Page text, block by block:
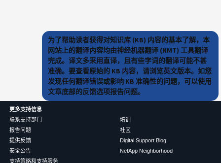
为了帮助读者获得对知识库 (KB) 内容的基本了解，本
网站上的翻译内容均由神经机器翻译 (NMT) 工具翻译
完成。译文多采用直译，且有些字词的翻译可能不甚
准确。要查看原始的 KB 内容，请浏览英文版本。如您
发现任何翻译错误或影响 KB 准确性的问题，可以使用
文章底部的反馈选项报告问题。
更多支持信息
联系支持部门
报告问题
提供反馈
安全公告
支持策略和支持服务
培训
社区
Digital Support Blog
NetApp Neighborhood